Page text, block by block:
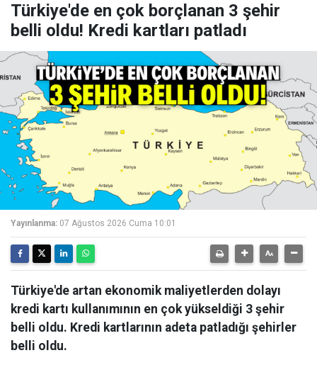
Türkiye'de en çok borçlanan 3 şehir
belli oldu! Kredi kartları patladı
Yayınlanma: 07 Ağustos 2026 Cuma 10:01
Türkiye'de artan ekonomik maliyetlerden dolayı
kredi kartı kullanımının en çok yükseldiği 3 şehir
belli oldu. Kredi kartlarının adeta patladığı şehirler
belli oldu.